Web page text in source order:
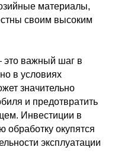
материалы,
своим высоким
важный шаг в
в условиях
значительно
и предотвратить
Инвестиции в
обработку окупятся
эксплуатации